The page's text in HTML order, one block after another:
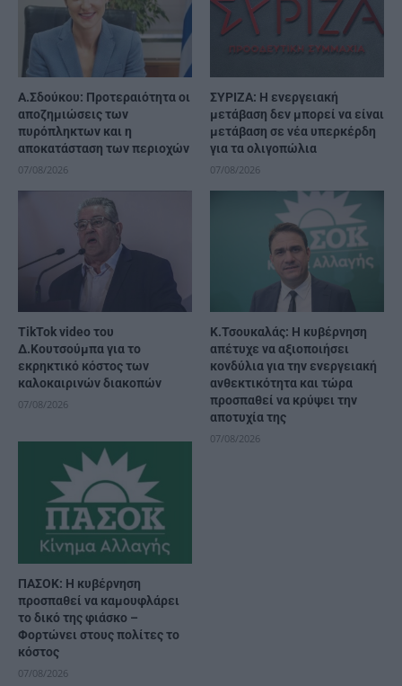
Α.Σδούκου: Προτεραιότητα οι
αποζημιώσεις των
πυρόπληκτων και η
αποκατάσταση των περιοχών
07/08/2026
ΣΥΡΙΖΑ: Η ενεργειακή
μετάβαση δεν μπορεί να είναι
μετάβαση σε νέα υπερκέρδη
για τα ολιγοπώλια
07/08/2026
TikTok video του
Δ.Κουτσούμπα για το
εκρηκτικό κόστος των
καλοκαιρινών διακοπών
07/08/2026
Κ.Τσουκαλάς: Η κυβέρνηση
απέτυχε να αξιοποιήσει
κονδύλια για την ενεργειακή
ανθεκτικότητα και τώρα
προσπαθεί να κρύψει την
αποτυχία της
07/08/2026
ΠΑΣΟΚ: Η κυβέρνηση
προσπαθεί να καμουφλάρει
το δικό της φιάσκο –
Φορτώνει στους πολίτες το
κόστος
07/08/2026